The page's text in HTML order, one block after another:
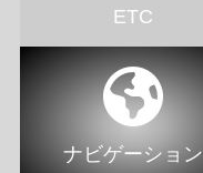
ETC
ナビゲーション